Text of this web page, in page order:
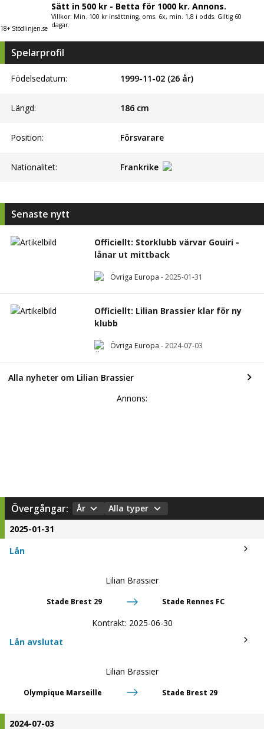
18+ Stödlinjen.se
Sätt in 500 kr - Betta för 1000 kr. Annons.
Villkor: Min. 100 kr insättning, oms. 6x, min. 1,8 i odds. Giltig 60
dagar.
Spelarprofil
Födelsedatum: 1999-11-02 (26 år)
Längd: 186cm
Position: Försvarare
Nationalitet: Frankrike
Senaste nytt
Officiellt: Storklubb värvar Gouiri -
lånar ut mittback
Övriga Europa -2025-01-31
Officiellt: Lilian Brassier klar för ny
klubb
Övriga Europa -2024-07-03
Alla nyheter om Lilian Brassier
Annons:
Övergångar: År
Alla typer
2025-01-31
Lån
Lilian Brassier
Stade Brest 29 Stade Rennes FC
Kontrakt: 2025-06-30
Lån avslutat
Lilian Brassier
Olympique Marseille Stade Brest 29
2024-07-03